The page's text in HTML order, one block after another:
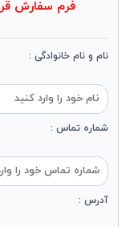
فرم سفارش
نام و نام خانوادگی :
شماره تماس :
آدرس :